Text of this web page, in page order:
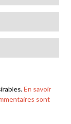
En savoir
sont